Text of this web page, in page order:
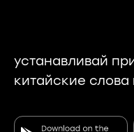
устанавливай
китайские